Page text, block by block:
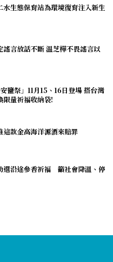
生態保育站為環境復育注入新生
謠言放話不斷 温芝樺不畏謠言以
鹽祭」11月15、16日登場 搭台灣
限量祈福收納袋!
這款金高海洋源酒來賠罪
選沿途參香祈福 籲社會降溫、停